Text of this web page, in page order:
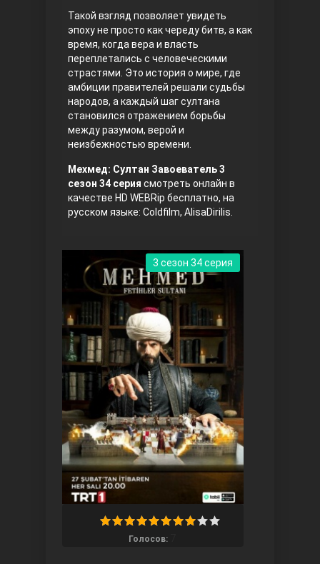
Три сестры
Ветреный холм
Ты назови
Запретный плод
Такой взгляд позволяет увидеть
эпоху не просто как череду битв, а как
время, когда вера и власть
переплетались с человеческими
страстями. Это история о мире, где
амбиции правителей решали судьбы
народов, а каждый шаг султана
становился отражением борьбы
между разумом, верой и
неизбежностью времени.
Мехмед: Султан Завоеватель 3
сезон 34 серия смотреть онлайн в
качестве HD WEBRip бесплатно, на
русском языке: Coldfilm, AlisaDirilis.
Голосов:
3 сезон 34 серия